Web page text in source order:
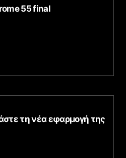
55 final
τη νέα εφαρμογή της